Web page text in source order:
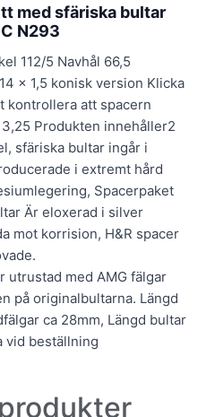
med sfäriska bultar
N293
112/5 Navhål 66,5
x 1,5 konisk version Klicka
kontrollera att spacern
Produkten innehåller2
sfäriska bultar ingår i
i extremt hård
Spacerpaket
Är eloxerad i silver
mot korrision, H&R spacer
utrustad med AMG fälgar
på originalbultarna. Längd
ca 28mm, Längd bultar
vid beställning